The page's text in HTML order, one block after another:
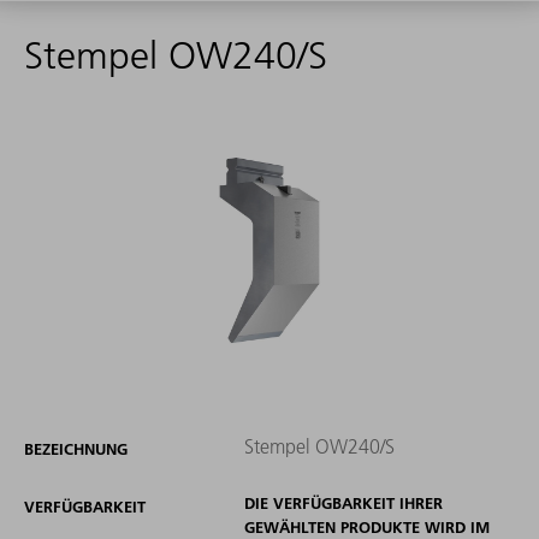
Stempel OW240/S
BEZEICHNUNG Stempel OW240/S
VERFÜGBARKEIT
DIE VERFÜGBARKEIT IHRER
GEWÄHLTEN PRODUKTE WIRD IM